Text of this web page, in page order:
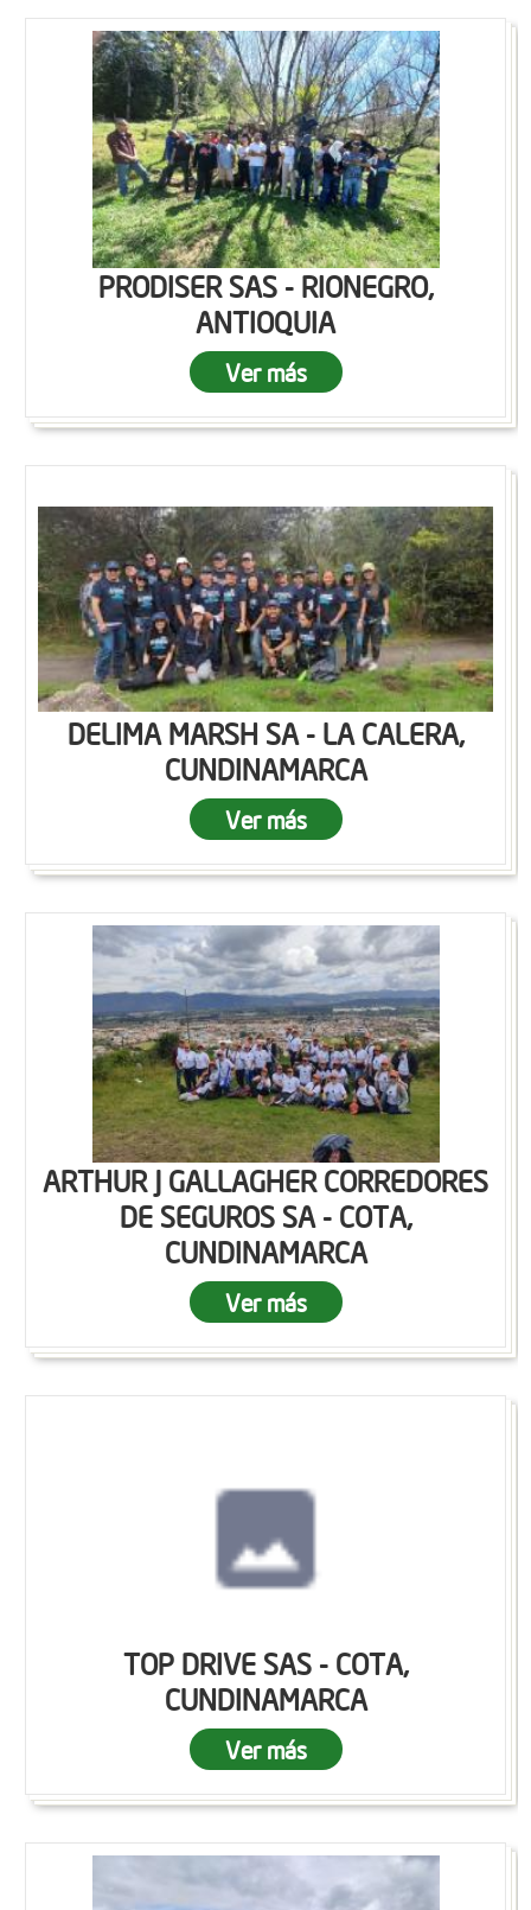
PRODISER SAS - RIONEGRO,
ANTIOQUIA
Ver más
DELIMA MARSH SA - LA CALERA,
CUNDINAMARCA
Ver más
ARTHUR J GALLAGHER CORREDORES
DE SEGUROS SA - COTA,
CUNDINAMARCA
Ver más
TOP DRIVE SAS - COTA,
CUNDINAMARCA
Ver más